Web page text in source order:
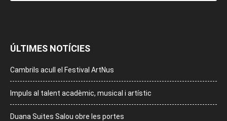
ÚLTIMES NOTÍCIES
Cambrils acull el Festival ArtNus
Impuls al talent acadèmic, musical i artístic
Duana Suites Salou obre les portes